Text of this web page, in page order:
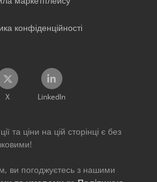
конфіденційності
X LinkedIn
та ціни на цій сторінці є без
ви погоджуєтесь з нашими